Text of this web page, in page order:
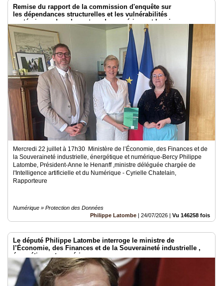
Remise du rapport de la commission d'enquête sur
les dépendances structurelles et les vulnérabilités
systémiques dans le secteur du numérique et les risques pour
l’indépendance de la France
Mercredi 22 juillet à 17h30 Ministère de l’Économie, des Finances et de
la Souveraineté industrielle, énergétique et numérique-Bercy Philippe
Latombe, Président-Anne le Henanff ,ministre déléguée chargée de
l'Intelligence artificielle et du Numérique - Cyrielle Chatelain,
Rapporteure
Numérique » Protection des Données
Philippe Latombe | 24/07/2026 | Vu 146258 fois
Le député Philippe Latombe interroge le ministre de
l’Économie, des Finances et de la Souveraineté industrielle ,
énergétique et numérique